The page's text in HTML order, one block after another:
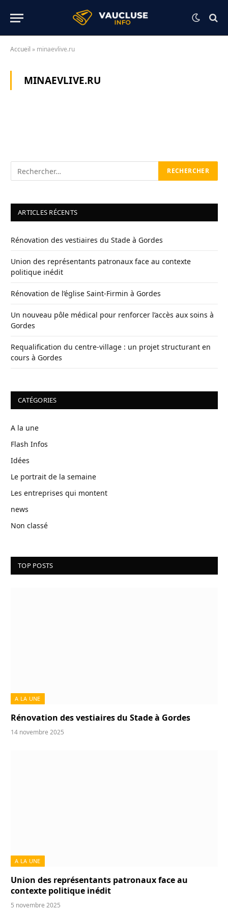
Accueil » minaevlive.ru
MINAEVLIVE.RU
ARTICLES RÉCENTS
Rénovation des vestiaires du Stade à Gordes
Union des représentants patronaux face au contexte
politique inédit
Rénovation de l’église Saint-Firmin à Gordes
Un nouveau pôle médical pour renforcer l’accès aux soins à
Gordes
Requalification du centre-village : un projet structurant en
cours à Gordes
CATÉGORIES
A la une
Flash Infos
Idées
Le portrait de la semaine
Les entreprises qui montent
news
Non classé
TOP POSTS
A LA UNE
Rénovation des vestiaires du Stade à Gordes
14 novembre 2025
A LA UNE
Union des représentants patronaux face au
contexte politique inédit
5 novembre 2025